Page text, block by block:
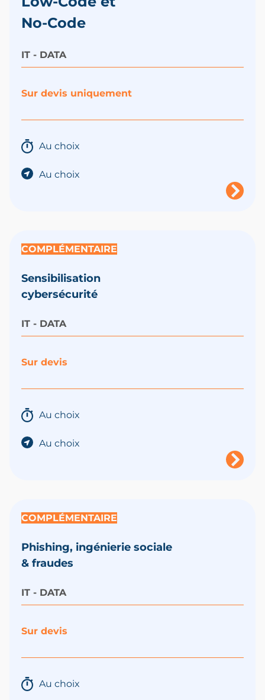
No-Code
IT - DATA
Sur devis uniquement
Au choix
Au choix
COMPLÉMENTAIRE
Sensibilisation
cybersécurité
IT - DATA
Sur devis
Au choix
Au choix
COMPLÉMENTAIRE
Phishing, ingénierie sociale
& fraudes
IT - DATA
Sur devis
Au choix